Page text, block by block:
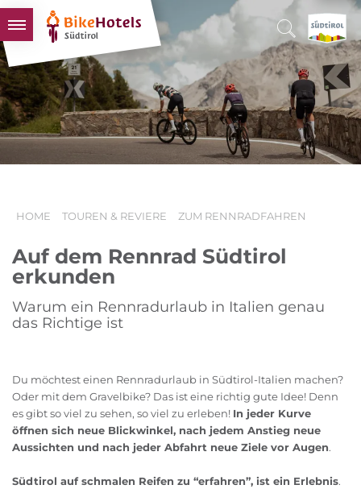
BIKEHOTELS
HOTELS & PAKETE
TOUREN & REVIERE
SÜDTIROL & WIR
HOME TOUREN & REVIERE ZUM RENNRADFAHREN
Auf dem Rennrad Südtirol
erkunden
Warum ein Rennradurlaub in Italien genau
das Richtige ist
Du möchtest einen Rennradurlaub in Südtirol-Italien machen?
Oder mit dem Gravelbike? Das ist eine richtig gute Idee! Denn
es gibt so viel zu sehen, so viel zu erleben! In jeder Kurve
öffnen sich neue Blickwinkel, nach jedem Anstieg neue
Aussichten und nach jeder Abfahrt neue Ziele vor Augen.
Südtirol auf schmalen Reifen zu “erfahren”, ist ein Erlebnis.